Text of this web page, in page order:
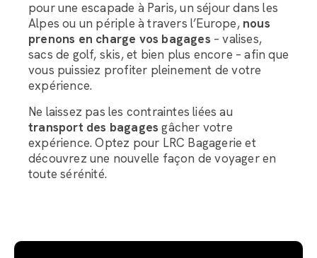
pour une escapade à Paris, un séjour dans les
Alpes ou un périple à travers l’Europe, nous
prenons en charge vos bagages – valises,
sacs de golf, skis, et bien plus encore – afin que
vous puissiez profiter pleinement de votre
expérience.
Ne laissez pas les contraintes liées au
transport des bagages gâcher votre
expérience. Optez pour LRC Bagagerie et
découvrez une nouvelle façon de voyager en
toute sérénité.